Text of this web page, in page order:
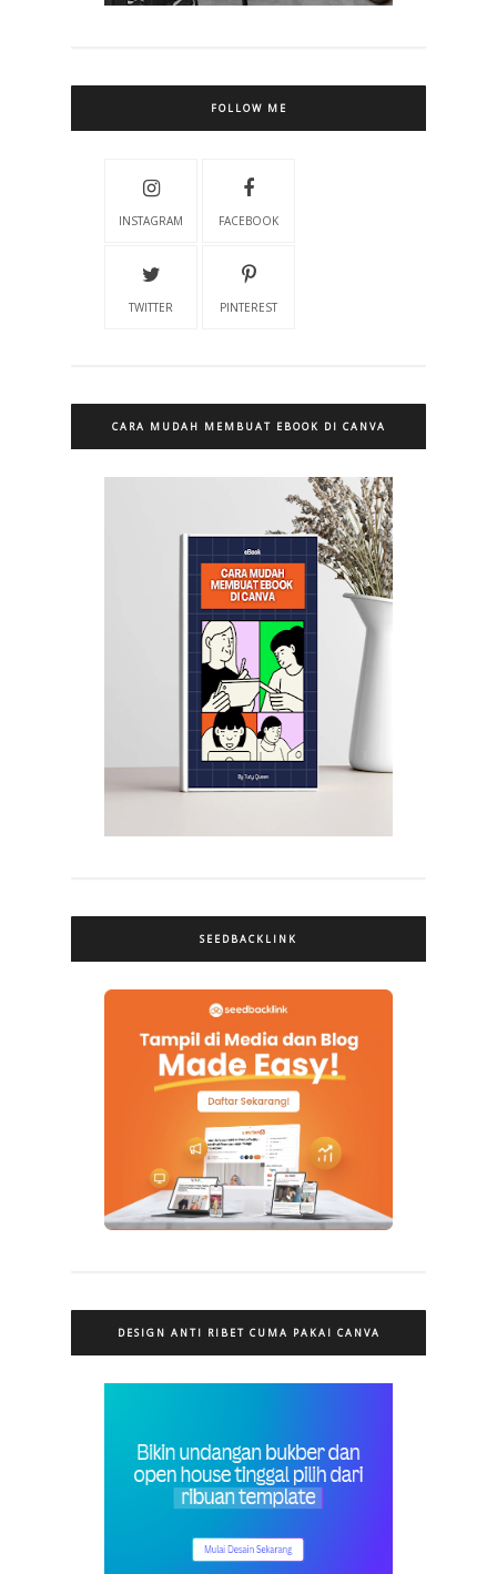
FOLLOW ME
INSTAGRAM FACEBOOK
TWITTER PINTEREST
CARA MUDAH MEMBUAT EBOOK DI CANVA
SEEDBACKLINK
DESIGN ANTI RIBET CUMA PAKAI CANVA